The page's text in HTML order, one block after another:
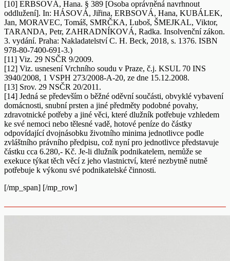
[10] ERBSOVÁ, Hana. § 389 [Osoba oprávněná navrhnout
oddlužení]. In: HÁSOVÁ, Jiřina, ERBSOVÁ, Hana, KUBÁLEK,
Jan, MORAVEC, Tomáš, SMRČKA, Luboš, ŠMEJKAL, Viktor,
TARANDA, Petr, ZAHRADNÍKOVÁ, Radka. Insolvenční zákon.
3. vydání. Praha: Nakladatelství C. H. Beck, 2018, s. 1376. ISBN
978-80-7400-691-3.)
[11] Viz. 29 NSČR 9/2009.
[12] Viz. usnesení Vrchního soudu v Praze, č.j. KSUL 70 INS
3940/2008, 1 VSPH 273/2008-A-20, ze dne 15.12.2008.
[13] Srov. 29 NSČR 20/2011.
[14] Jedná se především o běžné oděvní součásti, obvyklé vybavení
domácnosti, snubní prsten a jiné předměty podobné povahy,
zdravotnické potřeby a jiné věci, které dlužník potřebuje vzhledem
ke své nemoci nebo tělesné vadě, hotové peníze do částky
odpovídající dvojnásobku životního minima jednotlivce podle
zvláštního právního předpisu, což nyní pro jednotlivce představuje
částku cca 6.280,- Kč. Je-li dlužník podnikatelem, nemůže se
exekuce týkat těch věcí z jeho vlastnictví, které nezbytně nutně
potřebuje k výkonu své podnikatelské činnosti.
[/mp_span] [/mp_row]